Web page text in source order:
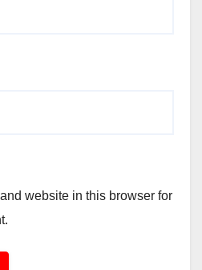
website in this browser for